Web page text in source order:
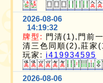
2026-08-06
14:19:32
牌型:
門清(1),門前
清三色同順(2),莊家
玩家: i419934595
2026-08-06